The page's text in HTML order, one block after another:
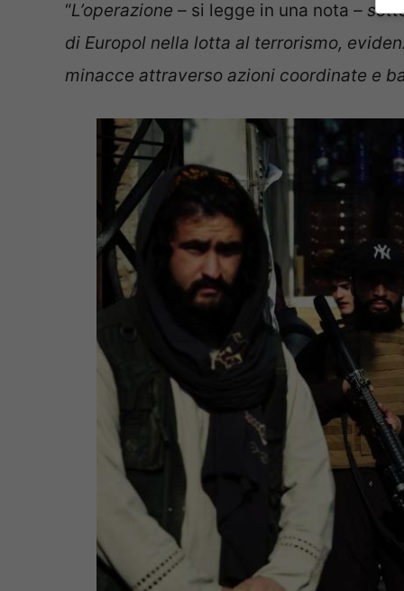
“L’operazione – si legge in una nota –
di Europol nella lotta al terrorismo,
minacce attraverso azioni coordinate e